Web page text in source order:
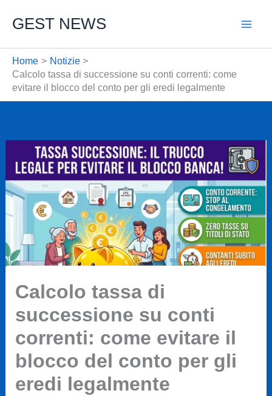
GEST NEWS
Home
Notizie
Calcolo tassa di successione su conti correnti: come
evitare il blocco del conto per gli eredi legalmente
Calcolo tassa di
successione su conti
correnti: come evitare il
blocco del conto per gli
eredi legalmente